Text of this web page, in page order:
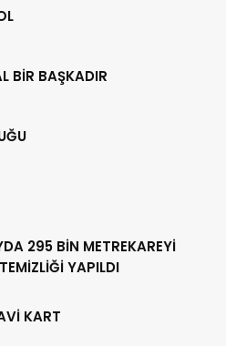
BİR BAŞKADIR
295 BİN METREKAREYİ
YAPILDI
KART